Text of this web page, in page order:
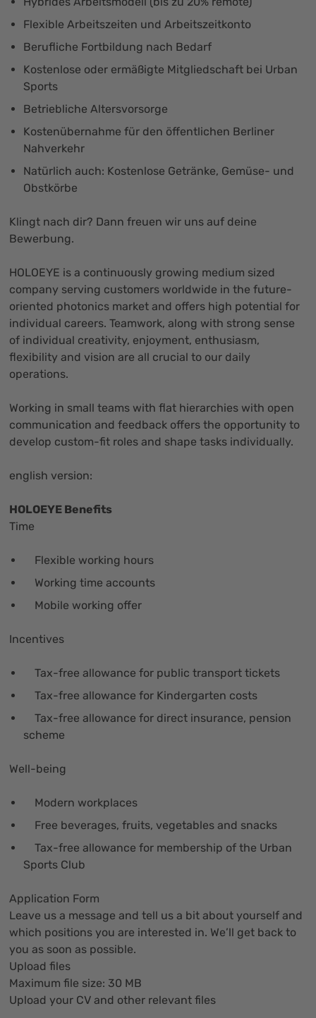
Flexible Arbeitszeiten und Arbeitszeitkonto
Berufliche Fortbildung nach Bedarf
Kostenlose oder ermäßigte Mitgliedschaft bei Urban
Sports
Betriebliche Altersvorsorge
Kostenübernahme für den öffentlichen Berliner
Nahverkehr
Natürlich auch: Kostenlose Getränke, Gemüse- und
Obstkörbe
Klingt nach dir? Dann freuen wir uns auf deine
Bewerbung.
HOLOEYE is a continuously growing medium sized
company serving customers worldwide in the future-
oriented photonics market and offers high potential for
individual careers. Teamwork, along with strong sense
of individual creativity, enjoyment, enthusiasm,
flexibility and vision are all crucial to our daily
operations.
Working in small teams with flat hierarchies with open
communication and feedback offers the opportunity to
develop custom-fit roles and shape tasks individually.
english version:
HOLOEYE Benefits
Time
Flexible working hours
Working time accounts
Mobile working offer
Incentives
Tax-free allowance for public transport tickets
Tax-free allowance for Kindergarten costs
Tax-free allowance for direct insurance, pension
scheme
Well-being
Modern workplaces
Free beverages, fruits, vegetables and snacks
Tax-free allowance for membership of the Urban
Sports Club
Application Form
Leave us a message and tell us a bit about yourself and
which positions you are interested in. We’ll get back to
you as soon as possible.
Upload files
Maximum file size: 30 MB
Upload your CV and other relevant files